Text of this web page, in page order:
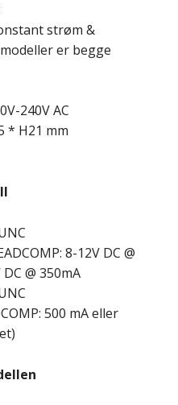
strøm &
er begge
240V AC
* H21 mm
8-12V DC @
@ 350mA
500 mA eller